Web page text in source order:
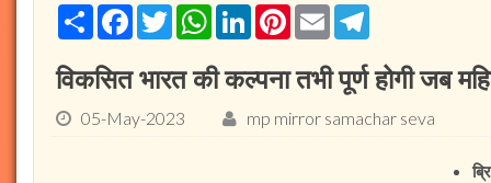
ShareFacebook
TwitterWhatsApp
LinkedInPinterest
Email
विकसित भारत की कल्पना तभी पूर्ण होगी जब
05-May-2023 mp mirror samachar seva